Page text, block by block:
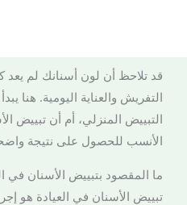
قد تلاحظ أن لون أسنانك لم يعد
التفريش والعناية اليومية. هنا
التبييض المنزلي، أم أن تبييض
الأنسب للحصول على نتيجة
ما المقصود بتبييض الأسنان في
تبييض الأسنان في العيادة هو